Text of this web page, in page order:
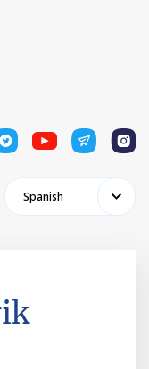
1 1 1
Spanish